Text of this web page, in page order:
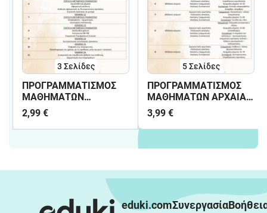
3 Σελίδες
ΠΡΟΓΡΑΜΜΑΤΙΣΜΟΣ
ΜΑΘΗΜΑΤΩΝ
ΛΑΤΙΝΙΚΑ Γ ΛΥΚΕΙΟΥ
2,99 €
5Σελίδες
ΠΡΟΓΡΑΜΜΑΤΙΣΜΟΣ
ΜΑΘΗΜΑΤΩΝ ΑΡΧΑΙΑ Γ
ΛΥΚΕΙΟΥ (ΑΔΙΔΑΚΤΟ)
3,99 €
eduki.comΣυνεργασία